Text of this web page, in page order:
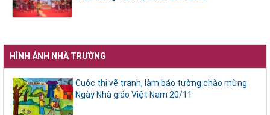
HÌNH ẢNH NHÀ TRƯỜNG
Cuộc thi vẽ tranh, làm báo tường chào mừng
Ngày Nhà giáo Việt Nam 20/11